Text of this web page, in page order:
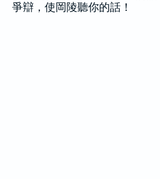
爭辯，使岡陵聽你的話！